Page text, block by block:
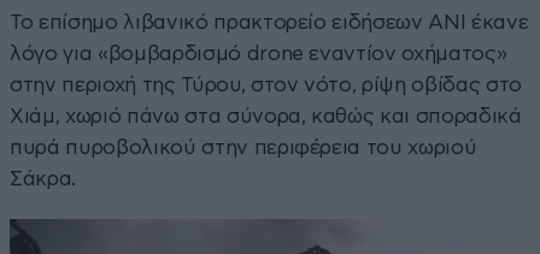
Το επίσημο λιβανικό πρακτορείο ειδήσεων ANI έκανε
λόγο για «βομβαρδισμό drone εναντίον οχήματος»
στην περιοχή της Τύρου, στον νότο, ρίψη οβίδας στο
Χιάμ, χωριό πάνω στα σύνορα, καθώς και σποραδικά
πυρά πυροβολικού στην περιφέρεια του χωριού
Σάκρα.